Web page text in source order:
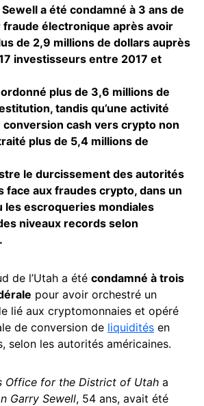
a été condamné à 3 ans de
fraude électronique après avoir
de 2,9 millions de dollars auprès
investisseurs entre 2017 et
plus de 3,6 millions de
tandis qu’une activité
conversion cash vers crypto non
plus de 5,4 millions de
le durcissement des autorités
face aux fraudes crypto, dans un
les escroqueries mondiales
niveaux records selon
de l’Utah a été condamné à trois
pour avoir orchestré un
lié aux cryptomonnaies et opéré
de conversion de liquidités en
selon les autorités américaines.
Office for the District of Utah a
Garry Sewell, 54 ans, avait été